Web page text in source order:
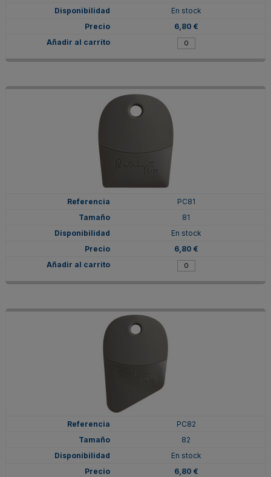
En stock
6,80 €
PC81
81
En stock
6,80 €
PC82
82
En stock
6,80 €